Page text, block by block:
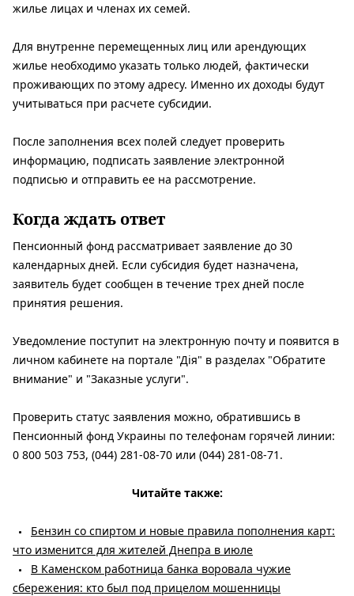
жилье лицах и членах их семей.
Для внутренне перемещенных лиц или арендующих
жилье необходимо указать только людей, фактически
проживающих по этому адресу. Именно их доходы будут
учитываться при расчете субсидии.
После заполнения всех полей следует проверить
информацию, подписать заявление электронной
подписью и отправить ее на рассмотрение.
Когда ждать ответ
Пенсионный фонд рассматривает заявление до 30
календарных дней. Если субсидия будет назначена,
заявитель будет сообщен в течение трех дней после
принятия решения.
Уведомление поступит на электронную почту и появится в
личном кабинете на портале "Дія" в разделах "Обратите
внимание" и "Заказные услуги".
Проверить статус заявления можно, обратившись в
Пенсионный фонд Украины по телефонам горячей линии:
0 800 503 753, (044) 281-08-70 или (044) 281-08-71.
Читайте также:
Бензин со спиртом и новые правила пополнения карт:
что изменится для жителей Днепра в июле
В Каменском работница банка воровала чужие
сбережения: кто был под прицелом мошенницы